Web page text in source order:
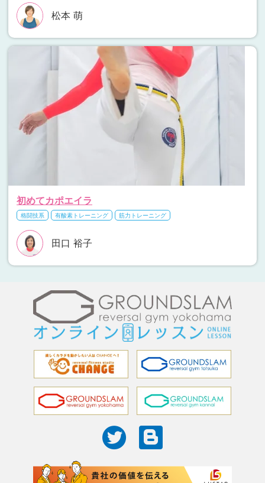
松本 萌
初めてカポエイラ
格闘技系 有酸素トレーニング 筋力トレーニング
田口 裕子